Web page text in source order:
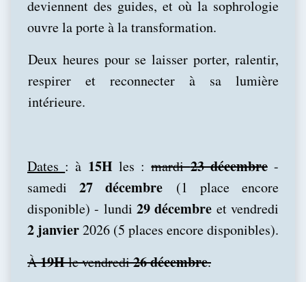
deviennent des guides, et où la sophrologie
ouvre la porte à la transformation.
Deux heures pour se laisser porter, ralentir,
respirer et reconnecter à sa lumière
intérieure.
Dates : à 15H les :mardi23 décembre-
samedi 27 décembre (1 place encore
disponible) - lundi 29 décembre et vendredi
2 janvier2026 (5 places encore disponibles).
À19Hle vendredi26 décembre.